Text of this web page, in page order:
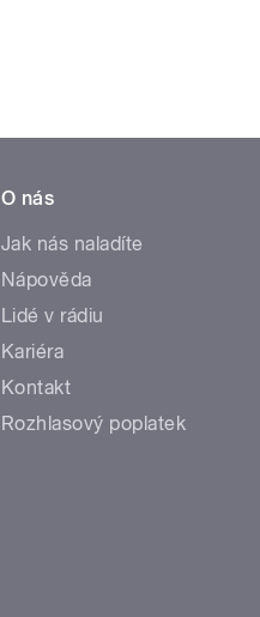
O nás
Jak nás naladíte
Nápověda
Lidé v rádiu
Kariéra
Kontakt
Rozhlasový poplatek